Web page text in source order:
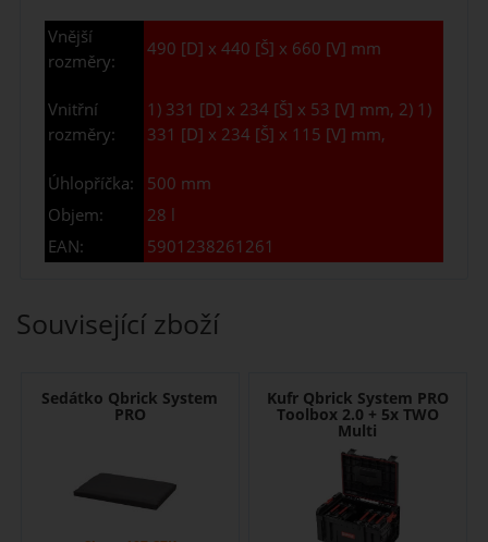
Vnější
rozměry:
490 [D] x 440 [Š] x 660 [V] mm
Vnitřní
rozměry:
1) 331 [D] x 234 [Š] x 53 [V] mm, 2) 1)
331 [D] x 234 [Š] x 115 [V] mm,
Úhlopříčka:
500 mm
Objem:
28 l
EAN:
5901238261261
Související zboží
Sedátko Qbrick System
PRO
Kufr Qbrick System PRO
Toolbox 2.0 + 5x TWO
Multi